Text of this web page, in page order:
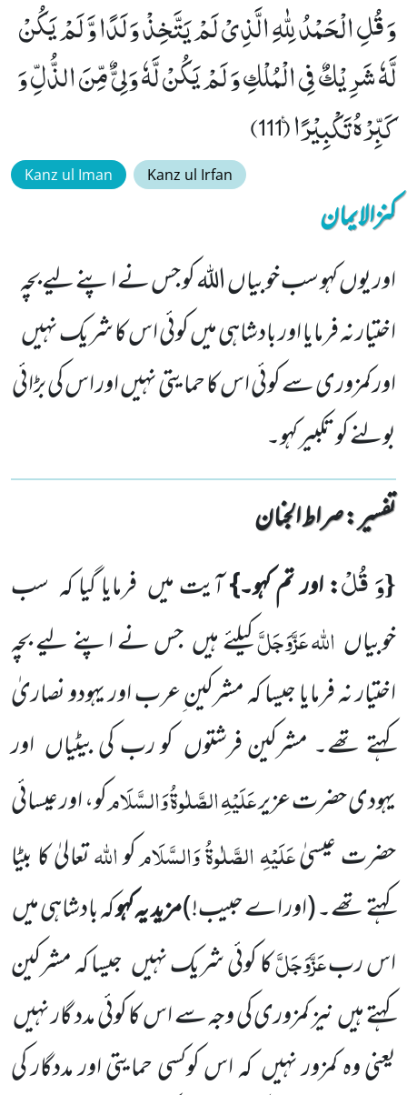
وَ قُلِ الْحَمْدُ لِلّٰهِ الَّذِیْ لَمْ یَتَّخِذْ وَلَدًا وَّ لَمْ یَكُنْ
لَّهٗ شَرِیْكٌ فِی الْمُلْكِ وَ لَمْ یَكُنْ لَّهٗ وَلِیٌّ مِّنَ الذُّلِّ وَ
كَبِّرْهُ تَكْبِیْرًا۠ (111)
Kanz ul Iman Kanz ul Irfan
کنزالایمان
اور یوں کہو سب خوبیاں اللہ کو جس نے اپنے لیے بچہ
اختیار نہ فرمایا اور بادشاہی میں کوئی اس کا شریک نہیں
اور کمزوری سے کوئی اس کا حمایتی نہیں اور اس کی بڑائی
بولنے کو تکبیر کہو۔
تفسیر : ‎صراط الجنان
{وَ قُلْ: اور تم کہو۔}آیت میں فرمایا گیا کہ سب
خوبیاں اللّٰہعَزَّوَجَلَّکیلئے ہیںجس نے اپنے لیے بچہ
اختیار نہ فرمایا جیساکہ مشرکین ِعرب اور یہودو نصاریٰ
کہتے تھے۔ مشرکینفرشتوں کو رب کی بیٹیاں اور
یہودی حضرت عزیرعَلَیْہِ الصَّلٰوۃُ وَالسَّلَامکو، اور عیسائی
حضرت عیسیٰعَلَیْہِ الصَّلٰوۃُ وَالسَّلَامکواللّٰہتعالیٰ کا بیٹا
کہتےتھے۔(اور اے حبیب!)مزید یہ کہوکہ بادشاہی میں
اس ربعَزَّوَجَلَّکا کوئی شریک نہیں جیسا کہ مشرکین
کہتے ہیںنیز کمزوری کی وجہ سے اس کا کوئی مدد گار نہیں
یعنی وہ کمزور نہیںکہ اس کوکسی حمایتی اور مددگار کی